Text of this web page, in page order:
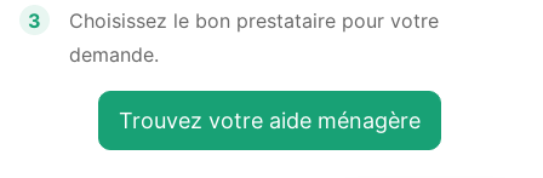
3
Choisissez le bon prestataire pour votre
demande.
Trouvez votre aide ménagère